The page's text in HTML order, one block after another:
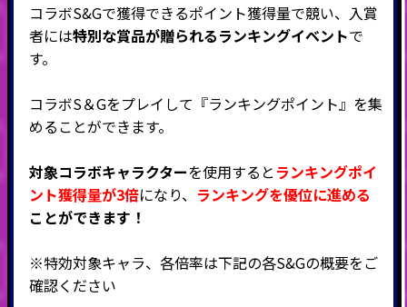
コラボS&Gで獲得できるポイント獲得量で競い、入賞
者には特別な賞品が贈られるランキングイベントで
す。
コラボS＆Gをプレイして『ランキングポイント』を集
めることができます。
対象コラボキャラクターを使用すると ランキングポイ
ント獲得量が3倍になり、 ランキングを優位に進める
ことができます！
※特効対象キャラ、各倍率は下記の各S&Gの概要をご
確認ください